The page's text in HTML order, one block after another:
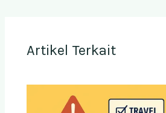
Artikel Terkait